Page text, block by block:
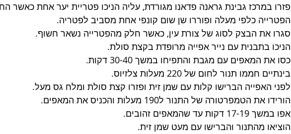
פזרו במרכז גבינת גראנה פדאנו מגורדת, עליה הניכו פטריית יער אחת כאשר
הפטרייה כלפי מעלה ופוררו שן שום קונפי אחת מסביב לפטריה.
סגרו את הבצק לסוג של צורת עין, כאשר חלק מהפטרייה נשאר חשוף.
הניכו בתבנית עם נייר אפייה מרופדת בקצת סולת.
כסו את המאפים עם מגבת והתפיחו במשך 30-40 דקות.
בינתיים חממו תנור לחום של 220 מעלות צלזיוס.
לפני האפייה הברישו קלות עם שמן זית ופזרו קצת סולת ומלח גס מעל.
הורידו את הטמפרטורה של התנור ל190 מעלות והכניס את המאפים.
אפו במשך 17-19 דקות עד שהמאפים זהובים.
הוציאו מהתנור והברישו עם מעט שמן זית.